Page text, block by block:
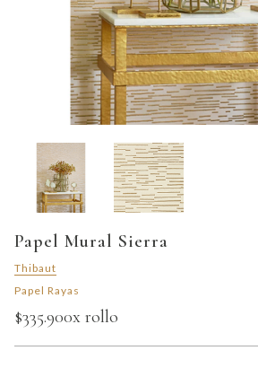
Papel Mural Sierra
Thibaut
Papel Rayas
$335.900x rollo